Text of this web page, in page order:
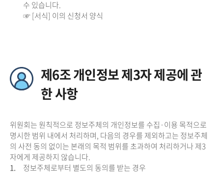
수 있습니다.
☞ [서식] 이의 신청서 양식
제6조 개인정보 제3자 제공에 관
한 사항
위원회는 원칙적으로 정보주체의 개인정보를 수집·이용 목적으로
명시한 범위 내에서 처리하며, 다음의 경우를 제외하고는 정보주체
의 사전 동의 없이는 본래의 목적 범위를 초과하여 처리하거나 제3
자에게 제공하지 않습니다.
1.
정보주체로부터 별도의 동의를 받는 경우